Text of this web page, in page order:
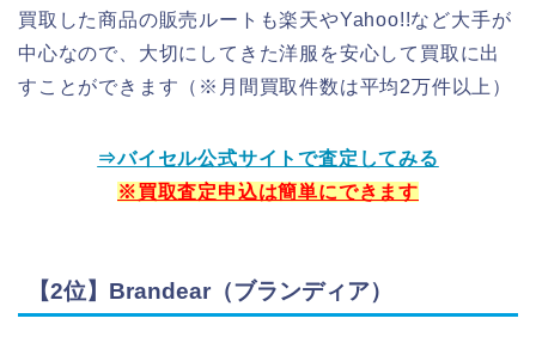
買取した商品の販売ルートも楽天やYahoo!!など大手が
中心なので、大切にしてきた洋服を安心して買取に出
すことができます（※月間買取件数は平均2万件以上）
⇒バイセル公式サイトで査定してみる
※買取査定申込は簡単にできます
【2位】Brandear（ブランディア）